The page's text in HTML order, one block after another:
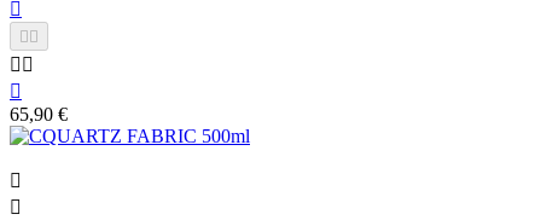

 
 

65,90 €

